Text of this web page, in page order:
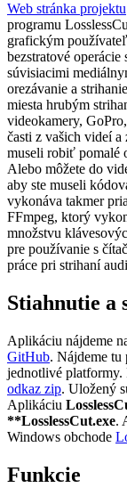
Web stránka projektu
programu
grafickým
bezstratové
súvisiacimi
orezávanie a
miesta hrubým
videokamery,
časti z vašich videí
museli robiť pomalé
Alebo môžete do
aby ste museli
vykonáva takmer
FFmpeg, ktorý
množstvu
pre používanie s
práce pri strihaní
Stiahnutie a
Aplikáciu nájdeme
GitHub. Nájdeme tu
jednotlivé platformy.
odkaz zip. Uložený
Aplikáciu
**LosslessCut.exe.
Windows obchode
Funkcie